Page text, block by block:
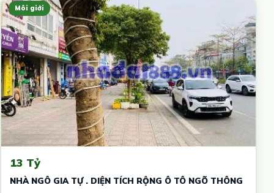
Môi giới
13 Tỷ
NHÀ NGÔ GIA TỰ . DIỆN TÍCH RỘNG Ô TÔ NGÕ THÔNG